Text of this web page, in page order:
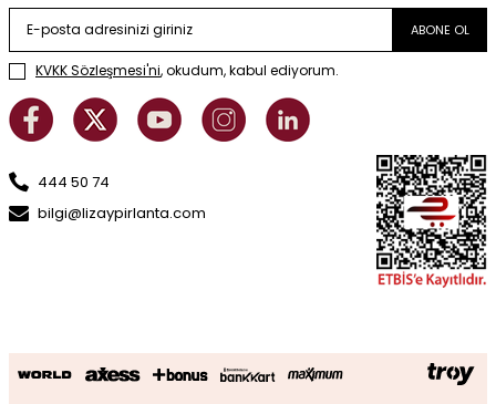
ABONE OL
KVKK Sözleşmesi'ni, okudum, kabul ediyorum.
444 50 74
bilgi@lizaypirlanta.com